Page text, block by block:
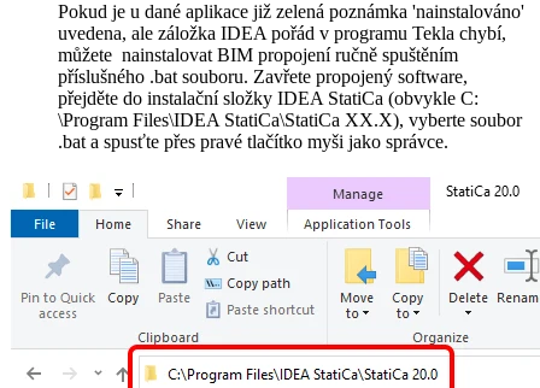
Pokud je u dané aplikace již zelená poznámka 'nainstalováno'
uvedena, ale záložka IDEA pořád v programu Tekla chybí,
můžete nainstalovat BIM propojení ručně spuštěním
příslušného .bat souboru. Zavřete propojený software,
přejděte do instalační složky IDEA StatiCa (obvykle C:
\Program Files\IDEA StatiCa\StatiCa XX.X), vyberte soubor
.bat a spusťte přes pravé tlačítko myši jako správce.